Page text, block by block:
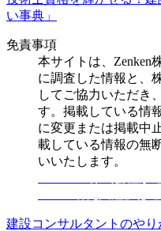
い事典」
免責事項
本サイトは、Zenken
に調査した情報と、
してご協力いただき
す。掲載している情
に変更または掲載中
載している情報の無
いいたします。
建設コンサルタントのや